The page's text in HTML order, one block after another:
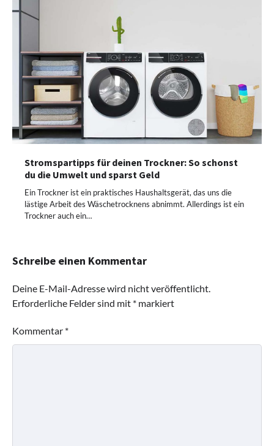
Stromspartipps für deinen Trockner: So schonst
du die Umwelt und sparst Geld
Ein Trockner ist ein praktisches Haushaltsgerät, das uns die
lästige Arbeit des Wäschetrocknens abnimmt. Allerdings ist ein
Trockner auch ein…
Schreibe einen Kommentar
Deine E-Mail-Adresse wird nicht veröffentlicht.
Erforderliche Felder sind mit * markiert
Kommentar *